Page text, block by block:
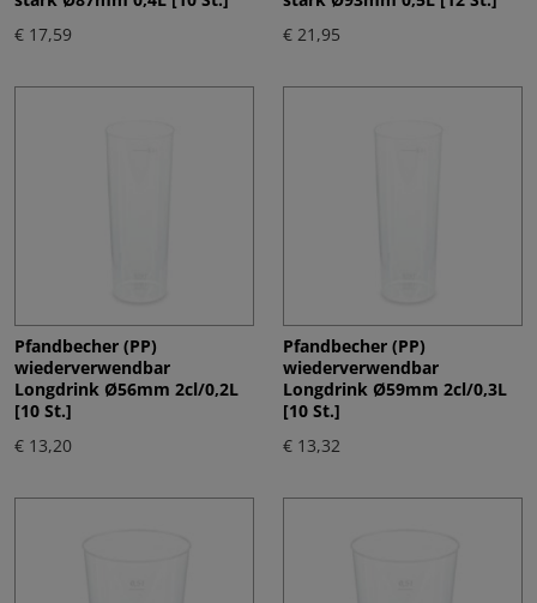
€ 17,59
€ 21,95
Pfandbecher (PP)
wiederverwendbar
Longdrink Ø56mm 2cl/0,2L
[10 St.]
€ 13,20
Pfandbecher (PP)
wiederverwendbar
Longdrink Ø59mm 2cl/0,3L
[10 St.]
€ 13,32